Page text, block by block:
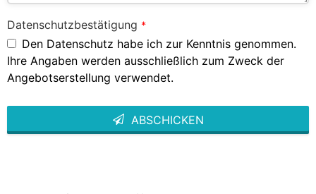
Datenschutzbestätigung *
Den Datenschutz habe ich zur Kenntnis genommen.
Ihre Angaben werden ausschließlich zum Zweck der
Angebotserstellung verwendet.
ABSCHICKEN